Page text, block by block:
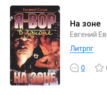
На зоне
Евгений
Литрпг
0